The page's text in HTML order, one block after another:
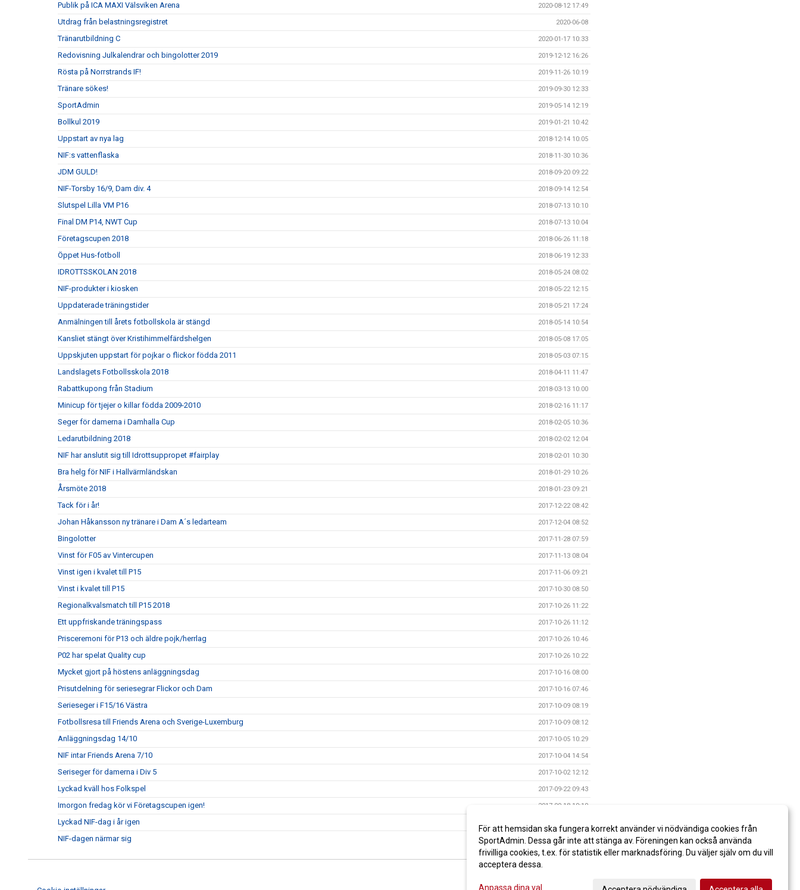
Publik på ICA MAXI Välsviken Arena 2020-08-12 17:49
Utdrag från belastningsregistret 2020-06-08
Tränarutbildning C 2020-01-17 10:33
Redovisning Julkalendrar och bingolotter 2019 2019-12-12 16:26
Rösta på Norrstrands IF! 2019-11-26 10:19
Tränare sökes! 2019-09-30 12:33
SportAdmin 2019-05-14 12:19
Bollkul 2019 2019-01-21 10:42
Uppstart av nya lag 2018-12-14 10:05
NIF:s vattenflaska 2018-11-30 10:36
JDM GULD! 2018-09-20 09:22
NIF-Torsby 16/9, Dam div. 4 2018-09-14 12:54
Slutspel Lilla VM P16 2018-07-13 10:10
Final DM P14, NWT Cup 2018-07-13 10:04
Företagscupen 2018 2018-06-26 11:18
Öppet Hus-fotboll 2018-06-19 12:33
IDROTTSSKOLAN 2018 2018-05-24 08:02
NIF-produkter i kiosken 2018-05-22 12:15
Uppdaterade träningstider 2018-05-21 17:24
Anmälningen till årets fotbollskola är stängd 2018-05-14 10:54
Kansliet stängt över Kristihimmelfärdshelgen 2018-05-08 17:05
Uppskjuten uppstart för pojkar o flickor födda 2011 2018-05-03 07:15
Landslagets Fotbollsskola 2018 2018-04-11 11:47
Rabattkupong från Stadium 2018-03-13 10:00
Minicup för tjejer o killar födda 2009-2010 2018-02-16 11:17
Seger för damerna i Damhalla Cup 2018-02-05 10:36
Ledarutbildning 2018 2018-02-02 12:04
NIF har anslutit sig till Idrottsuppropet #fairplay 2018-02-01 10:30
Bra helg för NIF i Hallvärmländskan 2018-01-29 10:26
Årsmöte 2018 2018-01-23 09:21
Tack för i år! 2017-12-22 08:42
Johan Håkansson ny tränare i Dam A´s ledarteam 2017-12-04 08:52
Bingolotter 2017-11-28 07:59
Vinst för F05 av Vintercupen 2017-11-13 08:04
Vinst igen i kvalet till P15 2017-11-06 09:21
Vinst i kvalet till P15 2017-10-30 08:50
Regionalkvalsmatch till P15 2018 2017-10-26 11:22
Ett uppfriskande träningspass 2017-10-26 11:12
Prisceremoni för P13 och äldre pojk/herrlag 2017-10-26 10:46
P02 har spelat Quality cup 2017-10-26 10:22
Mycket gjort på höstens anläggningsdag 2017-10-16 08:00
Prisutdelning för seriesegrar Flickor och Dam 2017-10-16 07:46
Serieseger i F15/16 Västra 2017-10-09 08:19
Fotbollsresa till Friends Arena och Sverige-Luxemburg 2017-10-09 08:12
Anläggningsdag 14/10 2017-10-05 10:29
NIF intar Friends Arena 7/10 2017-10-04 14:54
Seriseger för damerna i Div 5 2017-10-02 12:12
Lyckad kväll hos Folkspel 2017-09-22 09:43
Imorgon fredag kör vi Företagscupen igen! 2017-09-18 10:10
Lyckad NIF-dag i år igen
NIF-dagen närmar sig 2017-09-18 10:03
För att hemsidan ska fungera korrekt använder vi nödvändiga cookies från
SportAdmin. Dessa går inte att stänga av. Föreningen kan också använda
frivilliga cookies, t.ex. för statistik eller marknadsföring. Du väljer själv om du vill
acceptera dessa.
Anpassa dina val